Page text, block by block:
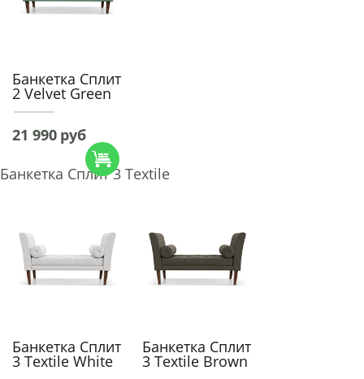
Банкетка Сплит
2 Velvet Green
21 990 руб
Банкетка Сплит 3 Textile
Банкетка Сплит
3 Textile White
Банкетка Сплит
3 Textile Brown